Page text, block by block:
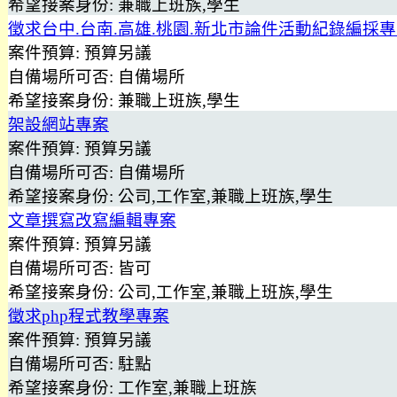
希望接案身份: 兼職上班族,學生
徵求台中.台南.高雄.桃園.新北市論件活動紀錄編採
案件預算: 預算另議
自備場所可否: 自備場所
希望接案身份: 兼職上班族,學生
架設網站專案
案件預算: 預算另議
自備場所可否: 自備場所
希望接案身份: 公司,工作室,兼職上班族,學生
文章撰寫改寫編輯專案
案件預算: 預算另議
自備場所可否: 皆可
希望接案身份: 公司,工作室,兼職上班族,學生
徵求php程式教學專案
案件預算: 預算另議
自備場所可否: 駐點
希望接案身份: 工作室,兼職上班族